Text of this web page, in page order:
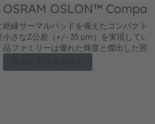
OSRAM OSLON™
CWLNM2.FY
絶縁サーマルパッドを備えたコンパクト
小さなZ公差（+/- 35 µm）を実現してい
品ファミリーは優れた輝度と傑出した照